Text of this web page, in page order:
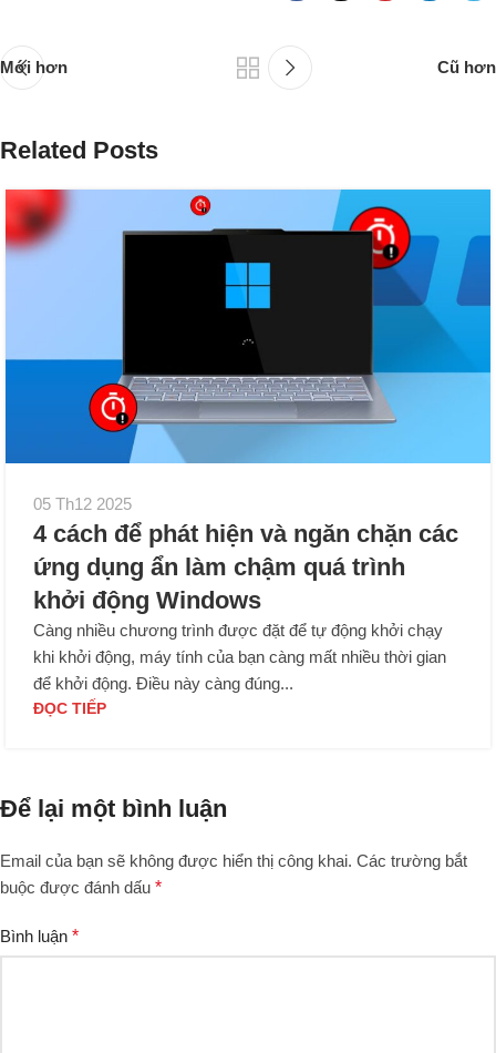
Mới hơn Cũ hơn
Related Posts
05 Th12 2025
4 cách để phát hiện và ngăn chặn các
ứng dụng ẩn làm chậm quá trình
khởi động Windows
Càng nhiều chương trình được đặt để tự động khởi chạy
khi khởi động, máy tính của bạn càng mất nhiều thời gian
để khởi động. Điều này càng đúng...
ĐỌC TIẾP
Để lại một bình luận
Email của bạn sẽ không được hiển thị công khai. Các trường bắt
buộc được đánh dấu *
Bình luận *